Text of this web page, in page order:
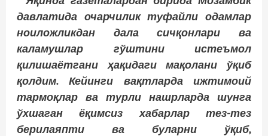
давлатида очарчилик туфайли одамлар
ноиложликдан дала сичқонлари ва
каламушлар гўштини истеъмол
қилишаётгани ҳақидаги мақолани ўқиб
қолдим. Кейинги вақтларда ижтимоий
тармоқлар ва турли нашрларда шунга
ўхшаган ёқимсиз хабарлар тез-тез
берилаяпти ва буларни ўқиб,